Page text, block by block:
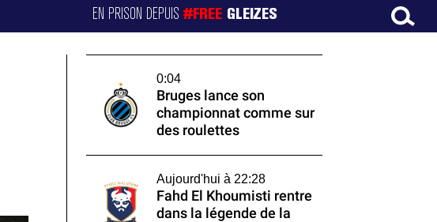
EN PRISON DEPUIS#FREE GLEIZES
0:04
Bruges lance son
championnat comme sur
des roulettes
Aujourd'hui à 22:28
Fahd El Khoumisti rentre
dans la légende de la